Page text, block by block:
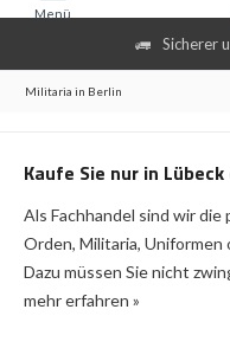
Sicherer
Menü
Militaria in Berlin
Kaufe Sie nur in
Als Fachhandel sind wir
Orden, Militaria,
Dazu müssen Sie nicht
mehr erfahren »